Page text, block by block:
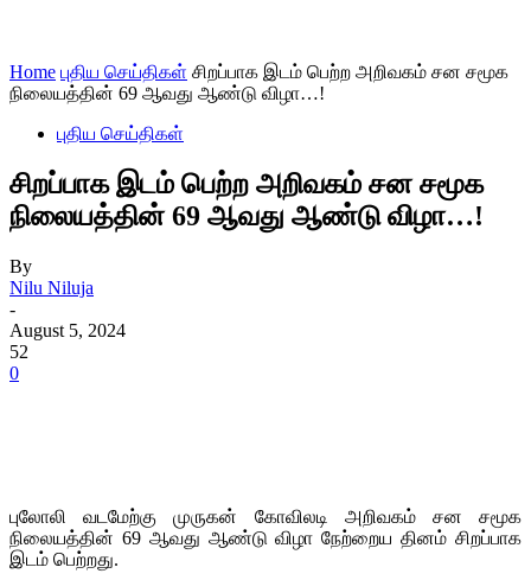
Home புதிய செய்திகள் சிறப்பாக இடம் பெற்ற அறிவகம் சன சமூக
நிலையத்தின் 69 ஆவது ஆண்டு விழா…!
புதிய செய்திகள்
சிறப்பாக இடம் பெற்ற அறிவகம் சன சமூக
நிலையத்தின் 69 ஆவது ஆண்டு விழா…!
By
Nilu Niluja
-
August 5, 2024
52
0
புலோலி வடமேற்கு முருகன் கோவிலடி அறிவகம் சன சமூக
நிலையத்தின் 69 ஆவது ஆண்டு விழா நேற்றைய தினம் சிறப்பாக
இடம் பெற்றது.